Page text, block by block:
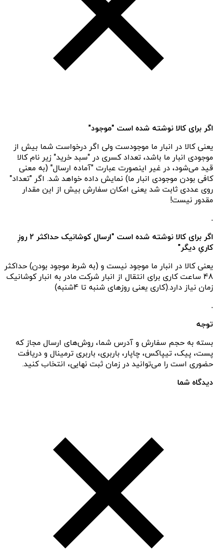
اگر برای کالا نوشته شده است "موجود"
یعنی کالا در انبار ما موجودست ولی اگر درخواست شما بیش از
موجودی انبار ما باشد، تعداد کسری در "سبد خرید" زیر نام کالا
قید می‌شود، در غیر اینصورت عبارت "آماده ارسال" (به معنی
کافی بودن موجودی انبار ما) نمایش داده خواهد شد. اگر "تعداد"
روی عددی ثابت شد یعنی امکان سفارش بیش از این مقدار
مقدور نیست!
.
اگر برای کالا نوشته شده است "ارسال کوشانیک حداکثر 2 روزِ
کاریِ دیگر"
یعنی کالا در انبار ما موجود نیست و (به شرط موجود بودن) حداکثر
48 ساعت کاری برای انتقال از انبار شرکت مادر به انبار کوشانیک
زمان نیاز دارد.(کاری یعنی روزهای شنبه تا 4شنبه)
.
توجه
بسته به حجم سفارش و آدرس شما، روش‌های ارسال مجاز که
پست، پیک، تیپاکس، چاپار، باربری، باربری ترمینال و دریافت
حضوری است را می‌توانید در زمان ثبت نهایی، انتخاب کنید.
دیدگاه شما